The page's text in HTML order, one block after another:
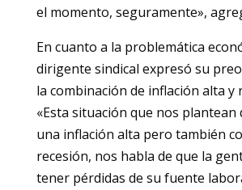
el momento, seguramente»,
En cuanto a la problemática
dirigente sindical expresó su
la combinación de inflación alta y
«Esta situación que nos plantean
una inflación alta pero también
recesión, nos habla de que la
tener pérdidas de su fuente